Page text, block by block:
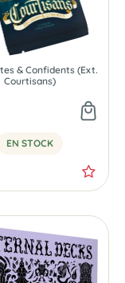
& Confidents (Ext.
Courtisans)
EN STOCK